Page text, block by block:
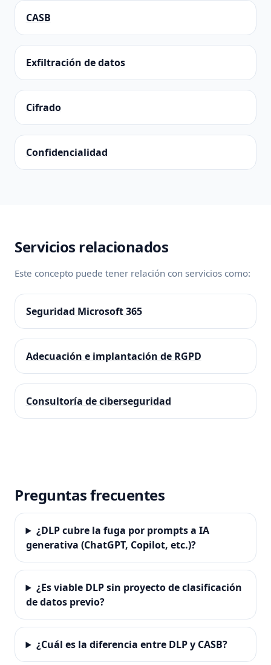
CASB
Exfiltración de datos
Cifrado
Confidencialidad
Servicios relacionados
Este concepto puede tener relación con servicios como:
Seguridad Microsoft 365
Adecuación e implantación de RGPD
Consultoría de ciberseguridad
Preguntas frecuentes
¿DLP cubre la fuga por prompts a IA
generativa (ChatGPT, Copilot, etc.)?
¿Es viable DLP sin proyecto de clasificación
de datos previo?
¿Cuál es la diferencia entre DLP y CASB?